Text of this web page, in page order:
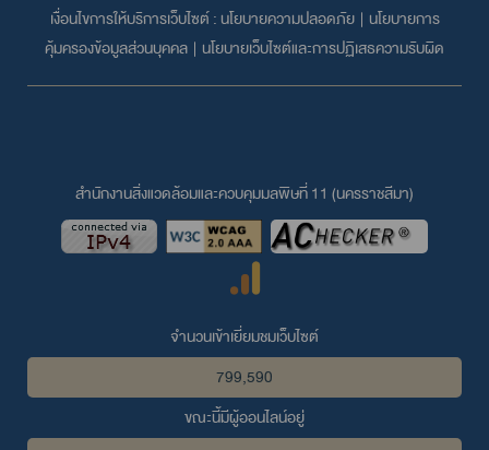
เงื่อนไขการให้บริการเว็บไซต์ : นโยบายความปลอดภัย| นโยบายการ
คุ้มครองข้อมูลส่วนบุคคล | นโยบายเว็บไซต์และการปฏิเสธความรับผิด
สำนักงานสิ่งแวดล้อมและควบคุมมลพิษที่ 11 (นครราชสีมา)
จำนวนเข้าเยี่ยมชมเว็บไซต์
799,590
ขณะนี้มีผู้ออนไลน์อยู่